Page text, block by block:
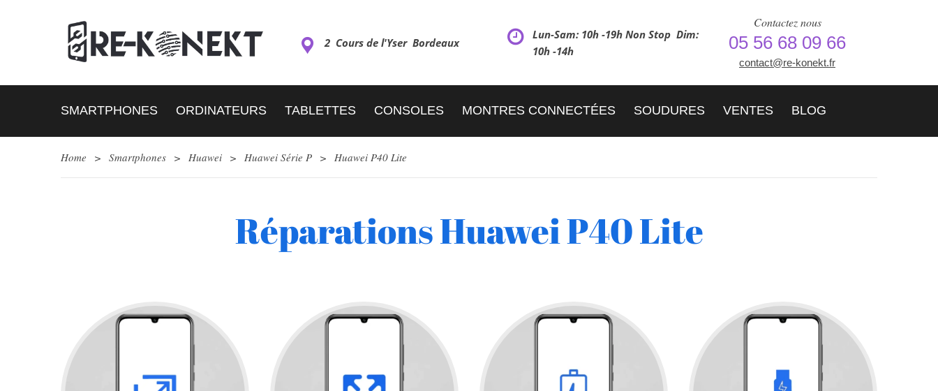
2 Cours de l'Yser Bordeaux
Lun-Sam: 10h -19h Non Stop Dim:
10h -14h
Contactez nous
05 56 68 09 66
contact@re-konekt.fr
SMARTPHONES ORDINATEURS TABLETTES CONSOLES MONTRES CONNECTÉES SOUDURES VENTES BLOG
Home > Smartphones > Huawei > Huawei Série P > Huawei P40 Lite
Réparations Huawei P40 Lite